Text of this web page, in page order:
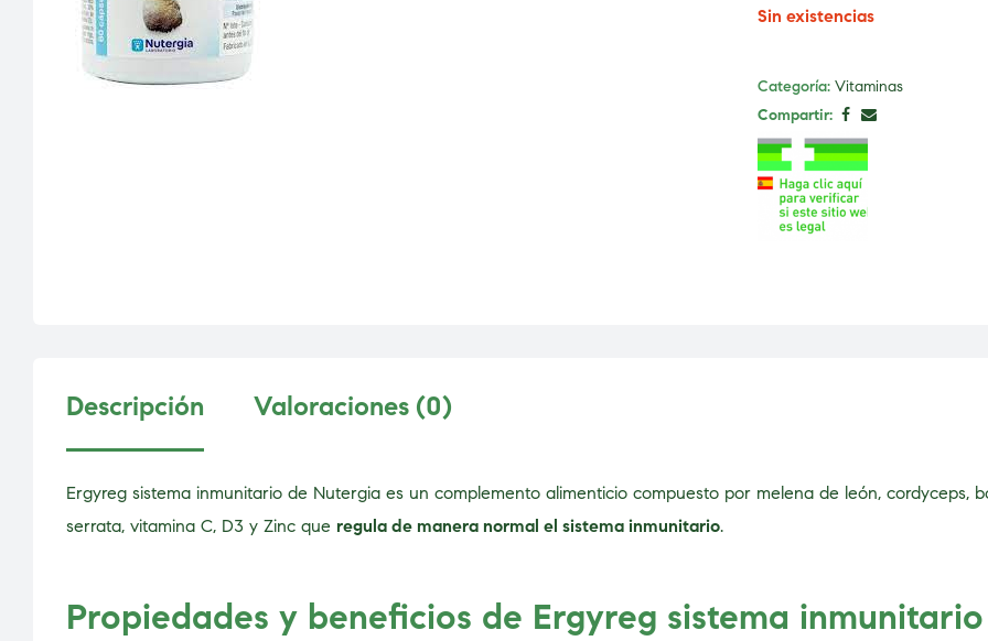
Sin existencias
Categoría: Vitaminas
Compartir:
Descripción Valoraciones (0)
Ergyreg sistema inmunitario de Nutergia es un complemento alimenticio compuesto por melena de león, cordyceps,
serrata, vitamina C, D3 y Zinc que regula de manera normal el sistema inmunitario.
Propiedades y beneficios de Ergyreg sistema inmunitario